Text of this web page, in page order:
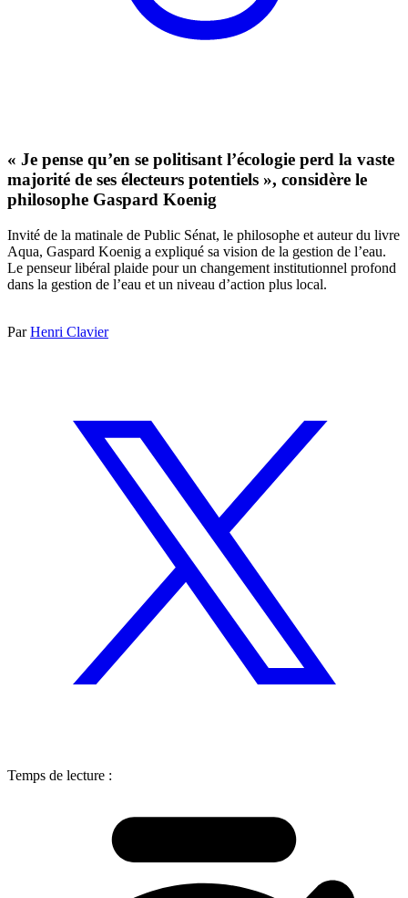
« Je pense qu’en se politisant l’écologie perd la vaste
majorité de ses électeurs potentiels », considère le
philosophe Gaspard Koenig
Invité de la matinale de Public Sénat, le philosophe et auteur du livre
Aqua, Gaspard Koenig a expliqué sa vision de la gestion de l’eau.
Le penseur libéral plaide pour un changement institutionnel profond
dans la gestion de l’eau et un niveau d’action plus local.
ParHenri Clavier
Temps de lecture :